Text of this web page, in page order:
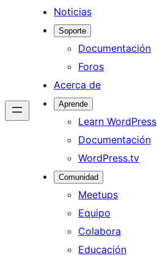
Noticias
Soporte
Documentación
Foros
Acerca de
Aprende
Learn WordPress
Documentación
WordPress.tv
Comunidad
Meetups
Equipo
Colabora
Educación